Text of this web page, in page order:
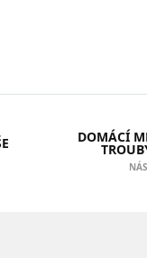
DOMÁCÍ